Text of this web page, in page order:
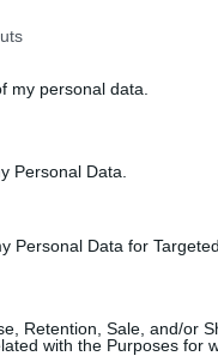
my personal data.
Personal Data.
Personal Data for Targeted
Retention, Sale, and/or
with the Purposes for
18 &
2, Καρδίτσα
5